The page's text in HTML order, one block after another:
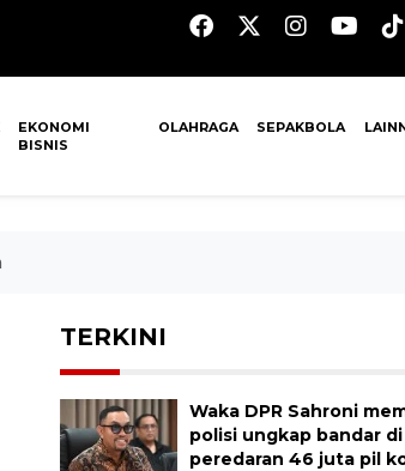
EKONOMI
BISNIS
OLAHRAGA SEPAKBOLA
TERKINI
Waka DPR Sahroni
polisi ungkap bandar
peredaran 46 juta pil